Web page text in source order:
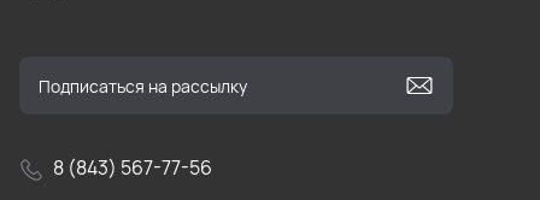
8 (843) 567-77-56